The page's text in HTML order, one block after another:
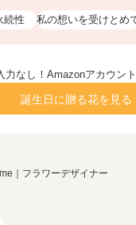
続性 私の想いを受けとめ
力なし！Amazonアカウン
誕生日に贈る花を見る
｜フラワーデザイナー